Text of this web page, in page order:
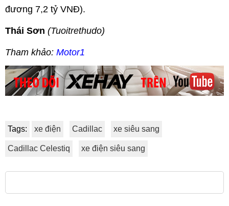
đương 7,2 tỷ VNĐ).
Thái Sơn (Tuoitrethudo)
Tham khảo: Motor1
Tags: xe điện Cadillac xe siêu sang
Cadillac Celestiq xe điện siêu sang